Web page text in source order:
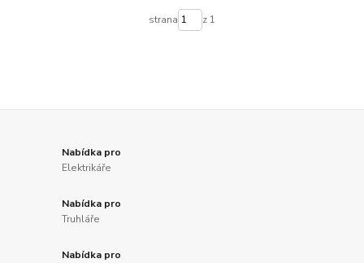
strana z 1
Nabídka pro
Elektrikáře
Nabídka pro
Truhláře
Nabídka pro